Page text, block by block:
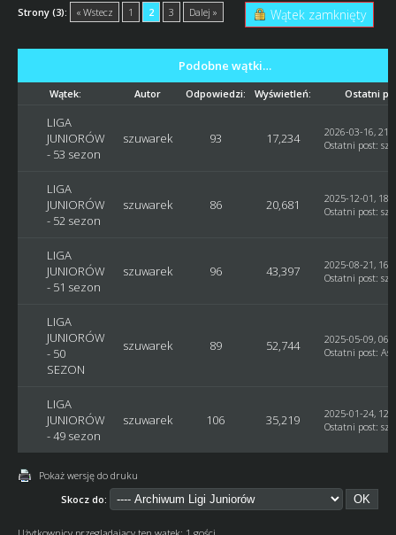
Strony (3): « Wstecz 1 2 3 Dalej » Wątek zamknięty
Podobne wątki…
Wątek: Autor Odpowiedzi: Wyświetleń: Ostatni
LIGA
JUNIORÓW
- 53 sezon
szuwarek 93 17,234
2026-03-16,
Ostatni post:
LIGA
JUNIORÓW
- 52 sezon
szuwarek 86 20,681
2025-12-01,
Ostatni post:
LIGA
JUNIORÓW
- 51 sezon
szuwarek 96 43,397
2025-08-21,
Ostatni post:
LIGA
JUNIORÓW
- 50
SEZON
szuwarek 89 52,744
2025-05-09,
Ostatni post:
LIGA
JUNIORÓW
- 49 sezon
szuwarek 106 35,219
2025-01-24,
Ostatni post:
Pokaż wersję do druku
Skocz do: